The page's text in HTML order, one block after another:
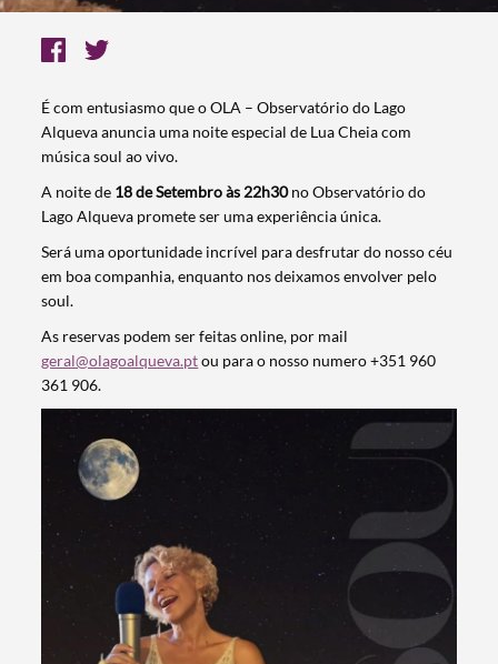
É com entusiasmo que o OLA – Observatório do Lago
Alqueva anuncia uma noite especial de Lua Cheia com
música soul ao vivo.
A noite de 18 de Setembro às 22h30no Observatório do
Lago Alqueva promete ser uma experiência única.
Será uma oportunidade incrível para desfrutar do nosso céu
em boa companhia, enquanto nos deixamos envolver pelo
soul.
As reservas podem ser feitas online, por mail
geral@olagoalqueva.ptou para o nosso numero +351 960
361 906.